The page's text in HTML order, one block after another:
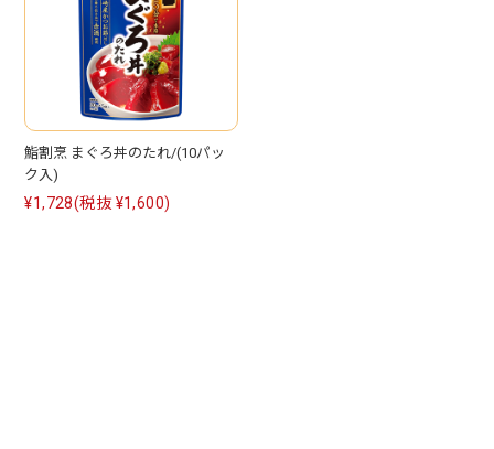
鮨割烹 まぐろ丼のたれ/(10パッ
ク入)
¥1,728(税抜 ¥1,600)